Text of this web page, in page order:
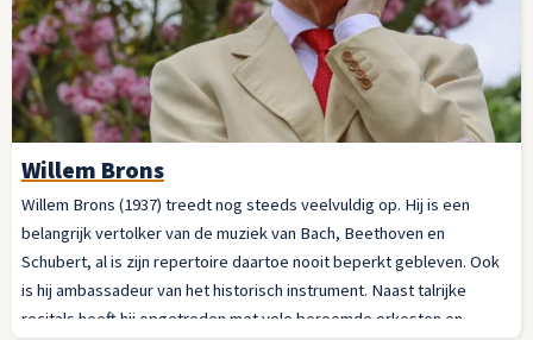
Willem Brons
Willem Brons (1937) treedt nog steeds veelvuldig op. Hij is een
belangrijk vertolker van de muziek van Bach, Beethoven en
Schubert, al is zijn repertoire daartoe nooit beperkt gebleven. Ook
is hij ambassadeur van het historisch instrument. Naast talrijke
recitals heeft hij opgetreden met vele beroemde orkesten en